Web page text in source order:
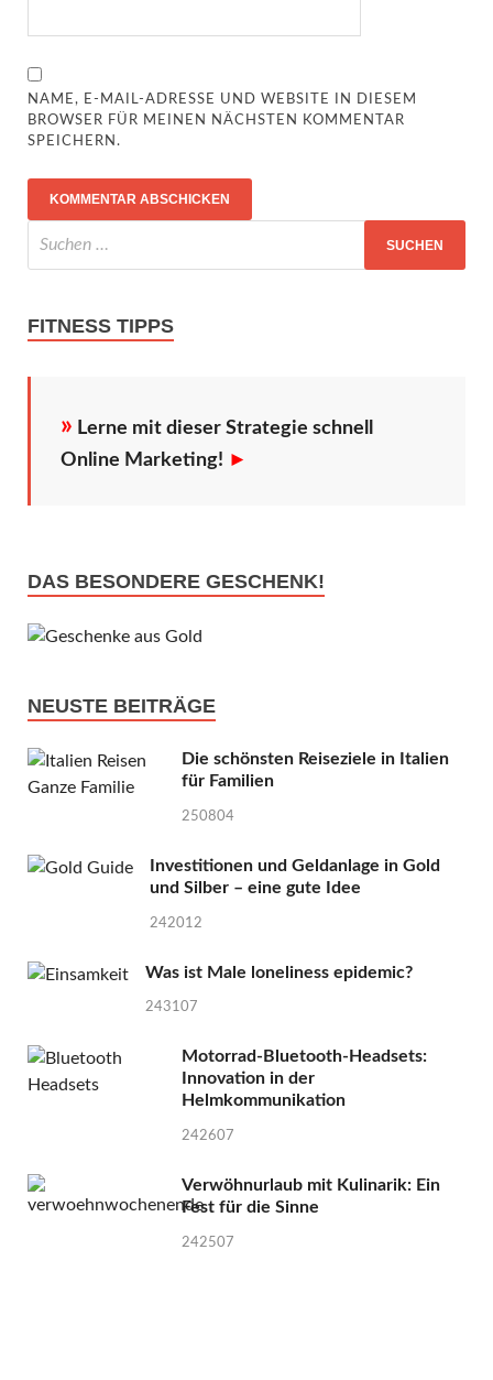
NAME, E-MAIL-ADRESSE UND WEBSITE IN DIESEM
BROWSER FÜR MEINEN NÄCHSTEN KOMMENTAR
SPEICHERN.
FITNESS TIPPS
» Lerne mit dieser Strategie schnell
Online Marketing! ►
DAS BESONDERE GESCHENK!
NEUSTE BEITRÄGE
Die schönsten Reiseziele in Italien
für Familien
250804
Investitionen und Geldanlage in Gold
und Silber – eine gute Idee
242012
Was ist Male loneliness epidemic?
243107
Motorrad-Bluetooth-Headsets:
Innovation in der
Helmkommunikation
242607
Verwöhnurlaub mit Kulinarik: Ein
Fest für die Sinne
242507